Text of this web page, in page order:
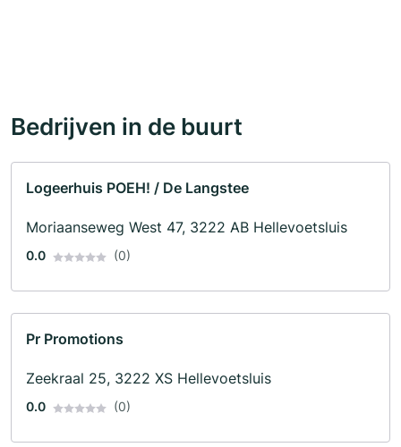
Bedrijven in de buurt
Logeerhuis POEH! / De Langstee
Moriaanseweg West 47, 3222 AB Hellevoetsluis
0.0 (0)
Pr Promotions
Zeekraal 25, 3222 XS Hellevoetsluis
0.0 (0)